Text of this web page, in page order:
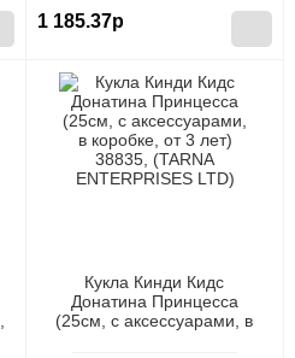
1 185.37р
Кукла Кинди Кидс
Донатина Принцесса
(25см, с аксессуарами, в